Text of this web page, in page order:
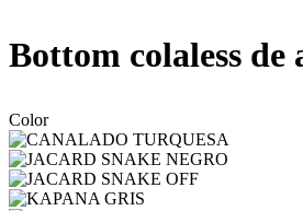
Bottom colaless de
Color